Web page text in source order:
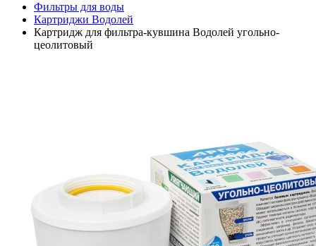
Фильтры для воды
Картриджи Водолей
Картридж для фильтра-кувшина Водолей угольно-
цеолитовый